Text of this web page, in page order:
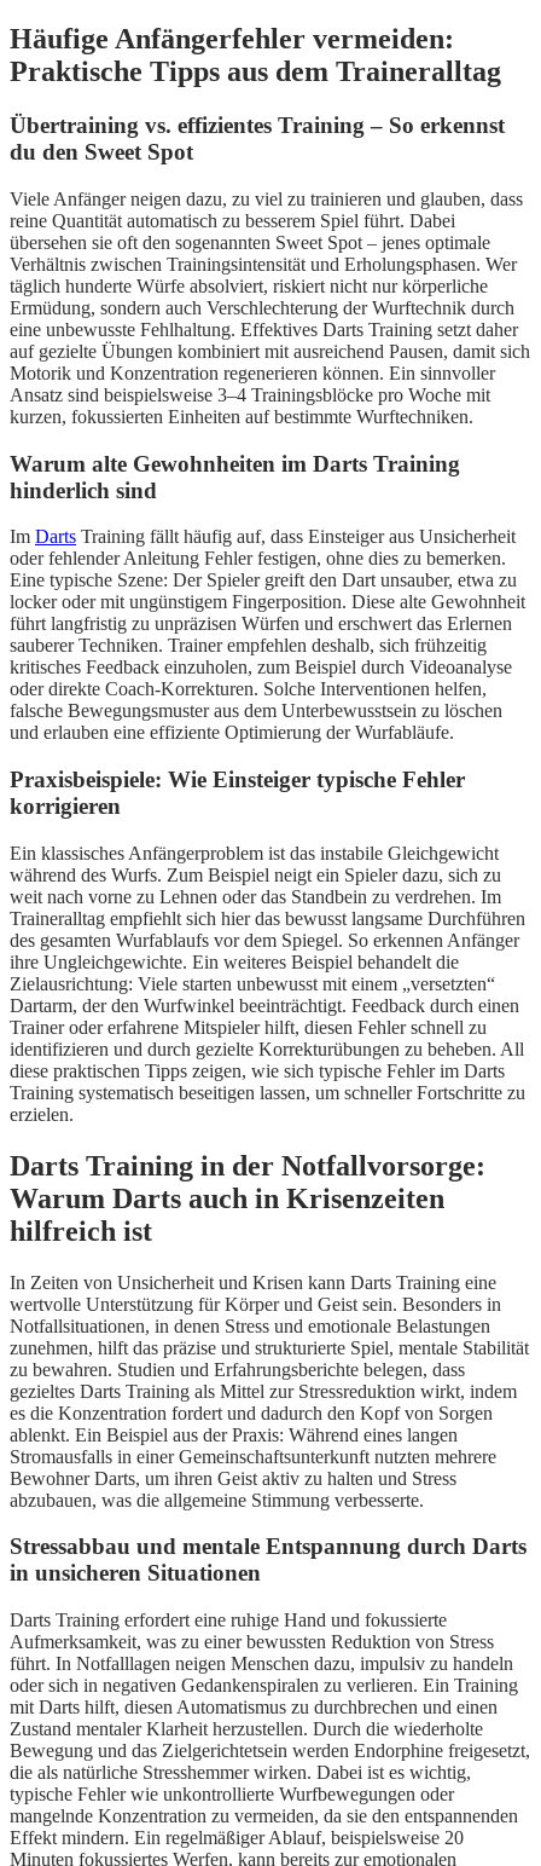
Häufige Anfängerfehler vermeiden:
Praktische Tipps aus dem Traineralltag
Übertraining vs. effizientes Training – So erkennst
du den Sweet Spot
Viele Anfänger neigen dazu, zu viel zu trainieren und glauben, dass
reine Quantität automatisch zu besserem Spiel führt. Dabei
übersehen sie oft den sogenannten Sweet Spot – jenes optimale
Verhältnis zwischen Trainingsintensität und Erholungsphasen. Wer
täglich hunderte Würfe absolviert, riskiert nicht nur körperliche
Ermüdung, sondern auch Verschlechterung der Wurftechnik durch
eine unbewusste Fehlhaltung. Effektives Darts Training setzt daher
auf gezielte Übungen kombiniert mit ausreichend Pausen, damit sich
Motorik und Konzentration regenerieren können. Ein sinnvoller
Ansatz sind beispielsweise 3–4 Trainingsblöcke pro Woche mit
kurzen, fokussierten Einheiten auf bestimmte Wurftechniken.
Warum alte Gewohnheiten im Darts Training
hinderlich sind
Im Darts Training fällt häufig auf, dass Einsteiger aus Unsicherheit
oder fehlender Anleitung Fehler festigen, ohne dies zu bemerken.
Eine typische Szene: Der Spieler greift den Dart unsauber, etwa zu
locker oder mit ungünstigem Fingerposition. Diese alte Gewohnheit
führt langfristig zu unpräzisen Würfen und erschwert das Erlernen
sauberer Techniken. Trainer empfehlen deshalb, sich frühzeitig
kritisches Feedback einzuholen, zum Beispiel durch Videoanalyse
oder direkte Coach-Korrekturen. Solche Interventionen helfen,
falsche Bewegungsmuster aus dem Unterbewusstsein zu löschen
und erlauben eine effiziente Optimierung der Wurfabläufe.
Praxisbeispiele: Wie Einsteiger typische Fehler
korrigieren
Ein klassisches Anfängerproblem ist das instabile Gleichgewicht
während des Wurfs. Zum Beispiel neigt ein Spieler dazu, sich zu
weit nach vorne zu Lehnen oder das Standbein zu verdrehen. Im
Traineralltag empfiehlt sich hier das bewusst langsame Durchführen
des gesamten Wurfablaufs vor dem Spiegel. So erkennen Anfänger
ihre Ungleichgewichte. Ein weiteres Beispiel behandelt die
Zielausrichtung: Viele starten unbewusst mit einem „versetzten“
Dartarm, der den Wurfwinkel beeinträchtigt. Feedback durch einen
Trainer oder erfahrene Mitspieler hilft, diesen Fehler schnell zu
identifizieren und durch gezielte Korrekturübungen zu beheben. All
diese praktischen Tipps zeigen, wie sich typische Fehler im Darts
Training systematisch beseitigen lassen, um schneller Fortschritte zu
erzielen.
Darts Training in der Notfallvorsorge:
Warum Darts auch in Krisenzeiten
hilfreich ist
In Zeiten von Unsicherheit und Krisen kann Darts Training eine
wertvolle Unterstützung für Körper und Geist sein. Besonders in
Notfallsituationen, in denen Stress und emotionale Belastungen
zunehmen, hilft das präzise und strukturierte Spiel, mentale Stabilität
zu bewahren. Studien und Erfahrungsberichte belegen, dass
gezieltes Darts Training als Mittel zur Stressreduktion wirkt, indem
es die Konzentration fordert und dadurch den Kopf von Sorgen
ablenkt. Ein Beispiel aus der Praxis: Während eines langen
Stromausfalls in einer Gemeinschaftsunterkunft nutzten mehrere
Bewohner Darts, um ihren Geist aktiv zu halten und Stress
abzubauen, was die allgemeine Stimmung verbesserte.
Stressabbau und mentale Entspannung durch Darts
in unsicheren Situationen
Darts Training erfordert eine ruhige Hand und fokussierte
Aufmerksamkeit, was zu einer bewussten Reduktion von Stress
führt. In Notfalllagen neigen Menschen dazu, impulsiv zu handeln
oder sich in negativen Gedankenspiralen zu verlieren. Ein Training
mit Darts hilft, diesen Automatismus zu durchbrechen und einen
Zustand mentaler Klarheit herzustellen. Durch die wiederholte
Bewegung und das Zielgerichtetsein werden Endorphine freigesetzt,
die als natürliche Stresshemmer wirken. Dabei ist es wichtig,
typische Fehler wie unkontrollierte Wurfbewegungen oder
mangelnde Konzentration zu vermeiden, da sie den entspannenden
Effekt mindern. Ein regelmäßiger Ablauf, beispielsweise 20
Minuten fokussiertes Werfen, kann bereits zur emotionalen